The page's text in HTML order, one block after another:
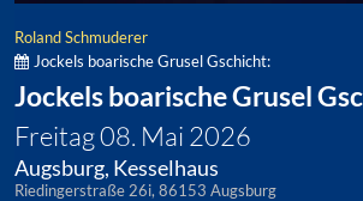
Roland Schmuderer
Jockels boarische Grusel Gschicht:
Jockels boarische Grusel
Freitag 08. Mai 2026
Augsburg, Kesselhaus
Riedingerstraße 26i, 86153 Augsburg